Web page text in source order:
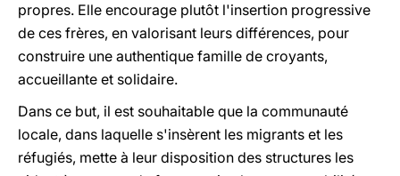
propres. Elle encourage plutôt l'insertion progressive
de ces frères, en valorisant leurs différences, pour
construire une authentique famille de croyants,
accueillante et solidaire.
Dans ce but, il est souhaitable que la communauté
locale, dans laquelle s'insèrent les migrants et les
réfugiés, mette à leur disposition des structures les